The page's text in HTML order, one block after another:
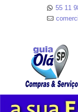
55 11